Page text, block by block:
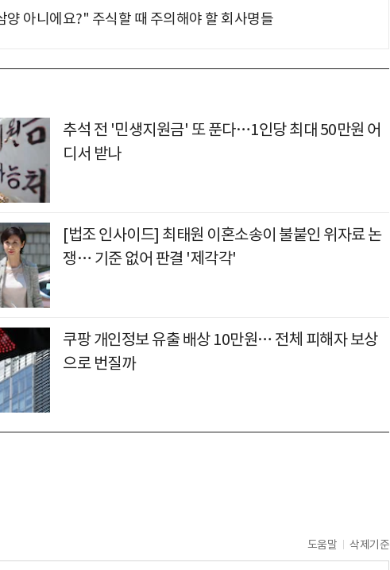
양 아니에요?" 주식할 때 주의해야 할 회사명들
추석 전 '민생지원금' 또 푼다…1인당 최대 50만원 어
디서 받나
[법조 인사이드] 최태원 이혼소송이 불붙인 위자료 논
쟁… 기준 없어 판결 '제각각'
쿠팡 개인정보 유출 배상 10만원… 전체 피해자 보상
으로 번질까
도움말 삭제기준